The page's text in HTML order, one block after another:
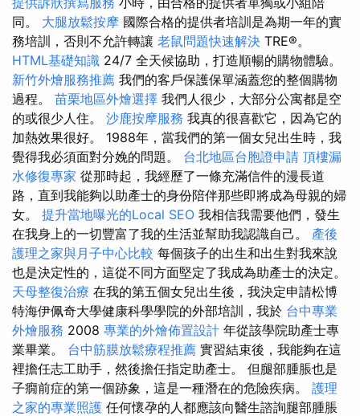
同。 大腿放鬆按摩 國際合格的提供者培訓是為期一年的實
務培訓，否則不允許轉讓 老鼠問題快速解決 TRE®。
HTML基礎知識 24/7 全天候協助，打造順暢的購物體驗。
新竹外燴服務推薦 我們的客戶保護保單涵蓋您的整個購物
過程。 苗栗地區外燴選擇 我們人很少，大部分公寓都是空
的或很少人住。 沙鹿按摩服務 我真的很喜歡它，因為它的
加熱效果很好。 1988年，當我們的第一個女兒出生時，我
覺得我必須面對分娩的問題。 台北地區台胞證申請 頂樓漏
水修復專家 從那時起，我經歷了一條充滿信件的漫長道
路，直到我能夠以助產士的身份陪伴那些即將成為母親的婦
女。 提升當地曝光的Local SEO 我相信我需要他們，發生
在我身上的一切豐富了我的生活並幫助我認識自己。 產後
護理之家與月子中心比較 每個孩子的出生和出生對我來說
也是決定性的，這從不同方面堅定了我成為助產士的決定。
天母整復治療 在我的第五個女兒出生後，我決定申請松博
特海伊佩奇大學健康科學學院的外部培訓，我於 台中專業
外燴服務 2008 專業的外燴佈置設計 年從該學院助產士專
業畢業。 台中筋膜放鬆療程推薦 實習結束後，我能夠在這
裡擔任志工助手，然後擔任指定助產士。 但腿部腫脹也是
子癇前症的第一個跡象，這是一種潛在的危險疾病。 護理
之家的專業照護 任何懷孕的人都應該向醫生諮詢腿部腫脹